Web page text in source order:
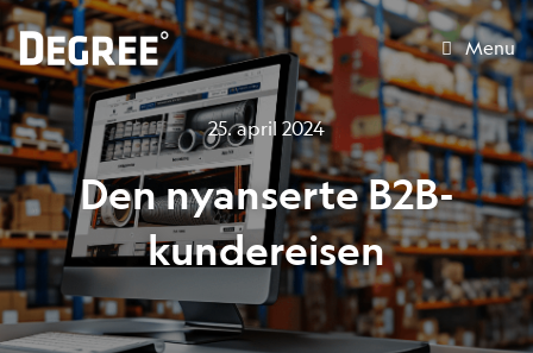
Menu
25. april 2024
Den nyanserte B2B-
kundereisen